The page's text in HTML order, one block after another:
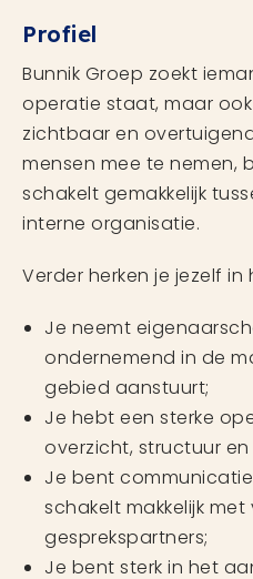
Profiel
Bunnik Groep zoekt
operatie staat, maar
zichtbaar en
mensen mee te nemen,
schakelt gemakkelijk
interne organisatie.
Verder herken je jezelf
Je neemt
ondernemend in de
gebied aanstuurt;
Je hebt een sterke
overzicht, structuur
Je bent
schakelt makkelijk
gesprekspartners;
Je bent sterk in het